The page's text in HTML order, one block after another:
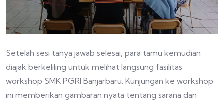
Setelah sesi tanya jawab selesai, para tamu kemudian
diajak berkeliling untuk melihat langsung fasilitas
workshop SMK PGRI Banjarbaru. Kunjungan ke workshop
ini memberikan gambaran nyata tentang sarana dan